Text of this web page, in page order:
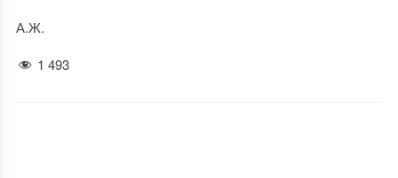
А.Ж.
1 493